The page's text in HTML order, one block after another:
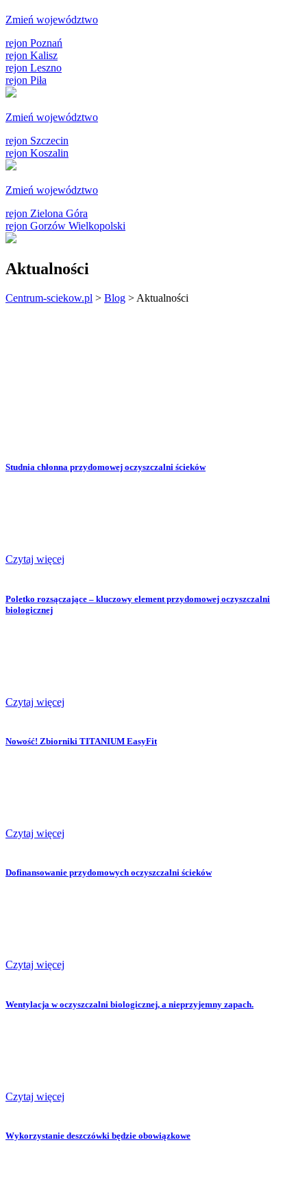
Zmień województwo
rejon Poznań
rejon Kalisz
rejon Leszno
rejon Piła
Zmień województwo
rejon Szczecin
rejon Koszalin
Zmień województwo
rejon Zielona Góra
rejon Gorzów Wielkopolski
Aktualności
Centrum-sciekow.pl > Blog > Aktualności
Studnia chłonna przydomowej oczyszczalni ścieków
Czytaj więcej
Poletko rozsączające – kluczowy element przydomowej oczyszczalni
biologicznej
Czytaj więcej
Nowość! Zbiorniki TITANIUM EasyFit
Czytaj więcej
Dofinansowanie przydomowych oczyszczalni ścieków
Czytaj więcej
Wentylacja w oczyszczalni biologicznej, a nieprzyjemny zapach.
Czytaj więcej
Wykorzystanie deszczówki będzie obowiązkowe